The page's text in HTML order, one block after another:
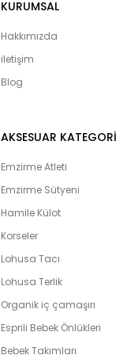
KURUMSAL
Hakkımızda
iletişim
Blog
AKSESUAR
Emzirme Atleti
Emzirme Sütyeni
Hamile Külot
Korseler
Lohusa Tacı
Lohusa Terlik
Organik iç çamaşırı
Esprili Bebek Önlükleri
Bebek Takımları